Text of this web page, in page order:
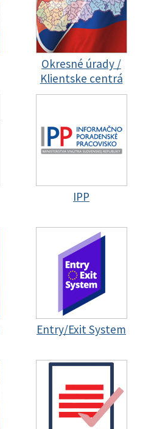
Okresné úrady /
Klientske centrá
IPP
Entry/Exit System